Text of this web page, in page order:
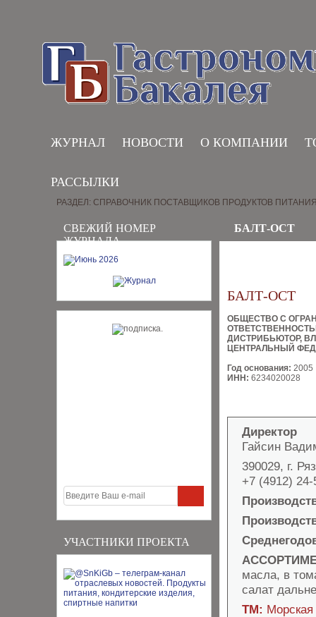
ЖУРНАЛ НОВОСТИ О КОМПАНИИ
РАССЫЛКИ
СВЕЖИЙ НОМЕР
ЖУРНАЛА
УЧАСТНИКИ ПРОЕКТА
РАЗДЕЛ: СПРАВОЧНИК ПОСТАВЩИКОВ ПРОДУКТОВ
БАЛТ-ОСТ
БАЛТ-ОСТ
ОБЩЕСТВО С
ДИСТРИБЬЮТОР,
ЦЕНТРАЛЬНЫЙ
Год основания: 2005
ИНН: 6234020028
Директор
Гайсин
390029, г.
+7 (4912) 24-
масла, в
салат
ТМ: